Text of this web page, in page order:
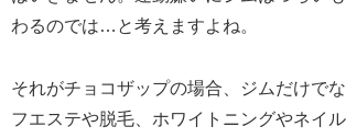
わるのでは…と考えますよね。
それがチョコザップの場合、ジムだけで
フエステや脱毛、ホワイトニングやネイ